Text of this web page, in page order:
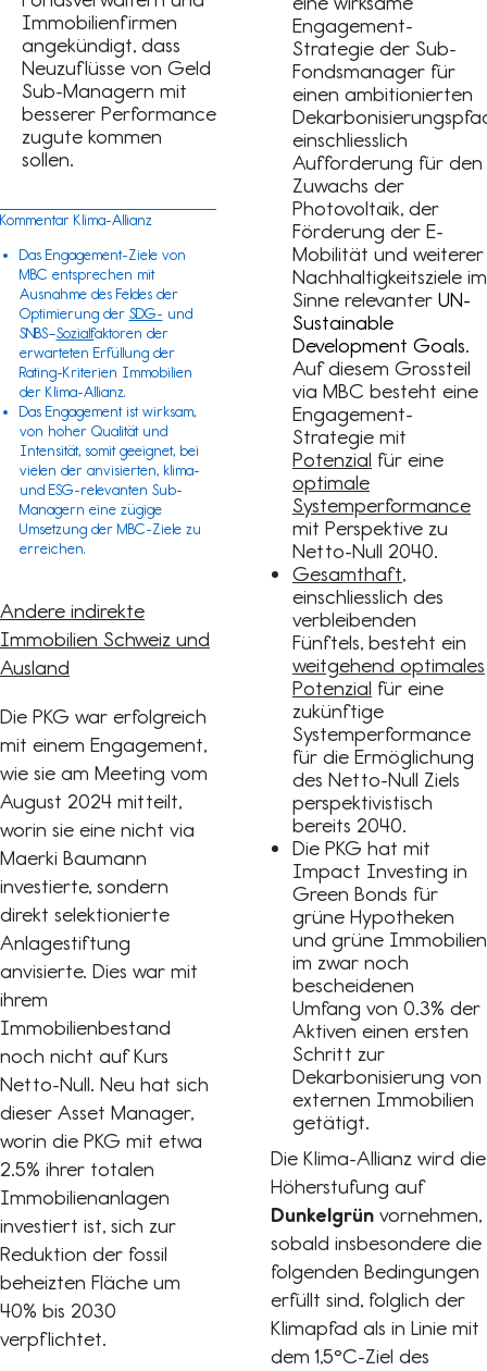
Immobilienfirmen
angekündigt, dass
Neuzuflüsse von Geld
Sub-Managern mit
besserer Performance
zugute kommen
sollen.
Kommentar Klima-Allianz
Das Engagement-Ziele von
MBC entsprechen mit
Ausnahme des Feldes der
Optimierung der SDG- und
SNBS–Sozialfaktoren der
erwarteten Erfüllung der
Rating-Kriterien Immobilien
der Klima-Allianz.
Das Engagement ist wirksam,
von hoher Qualität und
Intensität, somit geeignet, bei
vielen der anvisierten, klima-
und ESG-relevanten Sub-
Managern eine zügige
Umsetzung der MBC-Ziele zu
erreichen.
Andere indirekte
Immobilien Schweiz und
Ausland
Die PKG war erfolgreich
mit einem Engagement,
wie sie am Meeting vom
August 2024 mitteilt,
worin sie eine nicht via
Maerki Baumann
investierte, sondern
direkt selektionierte
Anlagestiftung
anvisierte. Dies war mit
ihrem
Immobilienbestand
noch nicht auf Kurs
Netto-Null. Neu hat sich
dieser Asset Manager,
worin die PKG mit etwa
2.5% ihrer totalen
Immobilienanlagen
investiert ist, sich zur
Reduktion der fossil
beheizten Fläche um
40% bis 2030
verpflichtet.
Engagement-
Strategie der Sub-
Fondsmanager für
einen ambitionierten
einschliesslich
Aufforderung für den
Zuwachs der
Photovoltaik, der
Förderung der E-
Mobilität und weiterer
Nachhaltigkeitsziele im
Sinne relevanter UN-
Sustainable
Development Goals.
Auf diesem Grossteil
via MBC besteht eine
Engagement-
Strategie mit
Potenzial für eine
optimale
Systemperformance
mit Perspektive zu
Netto-Null 2040.
Gesamthaft,
einschliesslich des
verbleibenden
Fünftels, besteht ein
weitgehend optimales
Potenzial für eine
zukünftige
Systemperformance
für die Ermöglichung
des Netto-Null Ziels
perspektivistisch
bereits 2040.
Die PKG hat mit
Impact Investing in
Green Bonds für
grüne Hypotheken
und grüne Immobilien
im zwar noch
bescheidenen
Umfang von 0.3% der
Aktiven einen ersten
Schritt zur
Dekarbonisierung von
externen Immobilien
getätigt.
Die Klima-Allianz wird die
Höherstufung auf
Dunkelgrün vornehmen,
sobald insbesondere die
folgenden Bedingungen
erfüllt sind, folglich der
Klimapfad als in Linie mit
dem 1,5°C-Ziel des